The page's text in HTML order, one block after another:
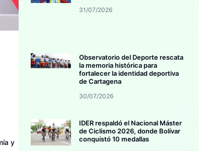
y
31/07/2026
Observatorio del Deporte rescata
la memoria histórica para
fortalecer la identidad deportiva
de Cartagena
30/07/2026
IDER respaldó el Nacional Máster
de Ciclismo 2026, donde Bolívar
conquistó 10 medallas